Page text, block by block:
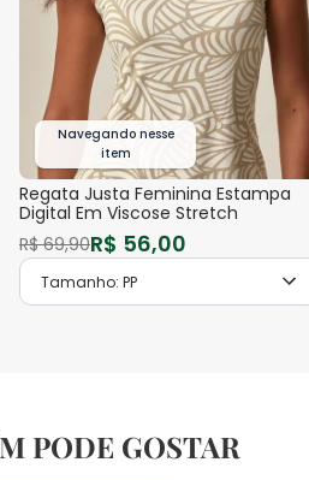
Navegando nesse
item
Regata Justa Feminina Estampa
Digital Em Viscose Stretch
R$ 69,90R$ 56,00
Tamanho: PP
PODE GOSTAR